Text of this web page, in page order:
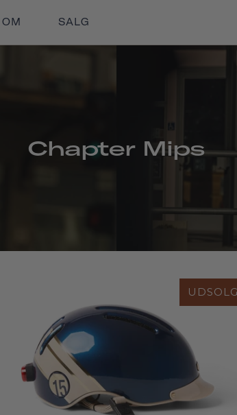
OM SALG
Chapter Mips